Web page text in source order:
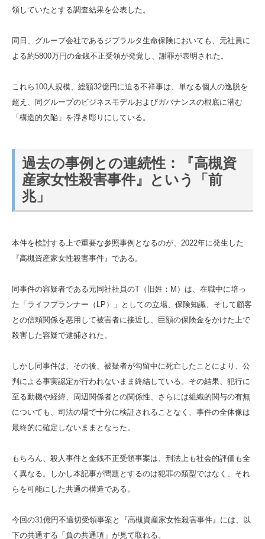
領していたとする調査結果を公表した。
同日、グループ会社であるジブラルタ生命保険においても、元社員に
よる約5800万円の金銭不正受領が発覚し、謝罪が表明された。
これら100人規模、総額32億円に迫る不祥事は、単なる個人の逸脱を
超え、同グループのビジネスモデルおよびガバナンスの根底に潜む
「構造的欠陥」を浮き彫りにしている。
過去の事例との連続性：『高槻資
産家女性殺害事件』という「前
兆」
本件を検討する上で重要な参照事例となるのが、2022年に発生した
『高槻資産家女性殺害事件』である。
同事件の容疑者である元同社社員のT（旧姓：M）は、在職中に培っ
た「ライフプランナー（LP）」としての立場、保険知識、そして顧客
との信頼関係を悪用して被害者に接近し、巨額の保険金をかけた上で
殺害した容疑で逮捕された。
しかし同事件は、その後、被疑者が勾留中に死亡したことにより、公
判による事実認定が行われないまま終結している。その結果、犯行に
至る動機や経緯、周辺関係者との関係性、さらには組織的関与の有無
についても、司法の場で十分に検証されることなく、事件の全体像は
最終的に確定しないままとなった。
もちろん、殺人事件と金銭不正受領事案は、刑法上も社会的評価も全
く異なる。しかし本記事が問題とするのは犯罪の類型ではなく、それ
らを可能にした共通の構造である。
今回の31億円不適切受領事案と『高槻資産家女性殺害事件』には、以
下の共通する「負の共通項」が見て取れる。